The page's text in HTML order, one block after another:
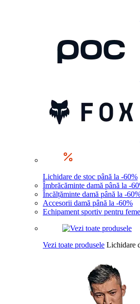
Lichidare de stoc până la -60%
Îmbrăcăminte damă până la -
Încălțăminte damă până la -
Accesorii damă până la -60%
Echipament sportiv pentru
Vezi toate produsele Lichidare